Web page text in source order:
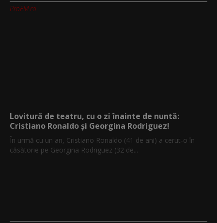
ProFM.ro
Lovitură de teatru, cu o zi înainte de nuntă:
Cristiano Ronaldo și Georgina Rodriguez!
În urmă cu un an, Cristiano Ronaldo (41 de ani) a cerut-o în
căsătorie pe Georgina Rodriguez (32 de...